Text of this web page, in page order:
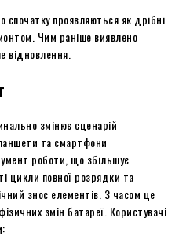
проявляються як дрібні
Чим раніше виявлено
відновлення.
змінює сценарій
та смартфони
роботи, що збільшує
цикли повної розрядки та
знос елементів. З часом це
змін батареї. Користувачі